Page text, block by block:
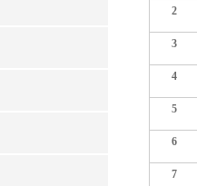
2
3
4
5
6
7